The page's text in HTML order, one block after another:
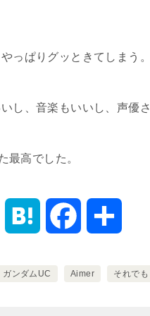
っぱりグッときてしまう。
し、音楽もいいし、声優
最高でした。
ガンダムUC Aimer それでも